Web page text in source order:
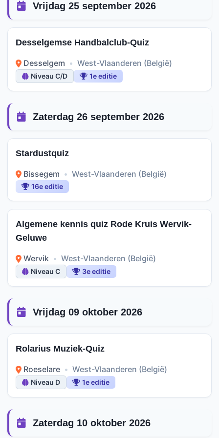
Vrijdag 25 september 2026
Desselgemse Handbalclub-Quiz
Desselgem • West-Vlaanderen (België)
Niveau C/D 1e editie
Zaterdag 26 september 2026
Stardustquiz
Bissegem • West-Vlaanderen (België)
16e editie
Algemene kennis quiz Rode Kruis Wervik-
Geluwe
Wervik • West-Vlaanderen (België)
Niveau C 3e editie
Vrijdag 09 oktober 2026
Rolarius Muziek-Quiz
Roeselare • West-Vlaanderen (België)
Niveau D 1e editie
Zaterdag 10 oktober 2026